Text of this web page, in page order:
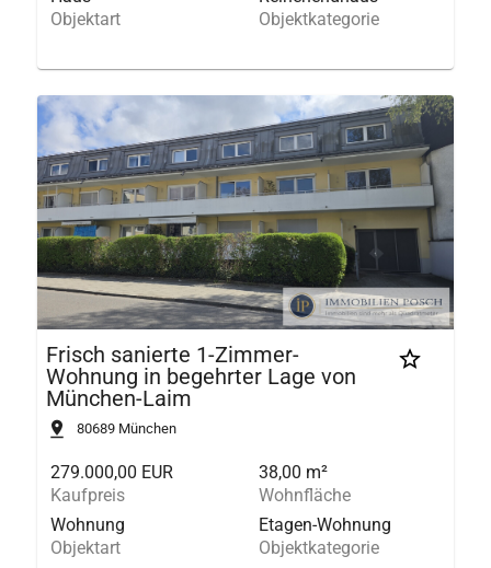
Objektart
Objektkategorie
Frisch sanierte 1-Zimmer-
Wohnung in begehrter Lage von
München-Laim
80689 München
279.000,00 EUR
Kaufpreis
38,00 m²
Wohnfläche
Wohnung
Objektart
Etagen-Wohnung
Objektkategorie